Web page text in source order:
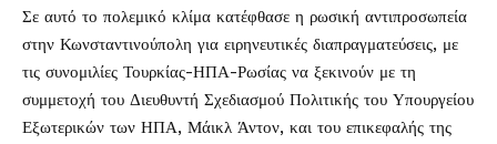
Σε αυτό το πολεμικό κλίμα κατέφθασε η ρωσική αντιπροσωπεία
στην Κωνσταντινούπολη για ειρηνευτικές διαπραγματεύσεις, με
τις συνομιλίες Τουρκίας-ΗΠΑ-Ρωσίας να ξεκινούν με τη
συμμετοχή του Διευθυντή Σχεδιασμού Πολιτικής του Υπουργείου
Εξωτερικών των ΗΠΑ, Μάικλ Άντον, και του επικεφαλής της